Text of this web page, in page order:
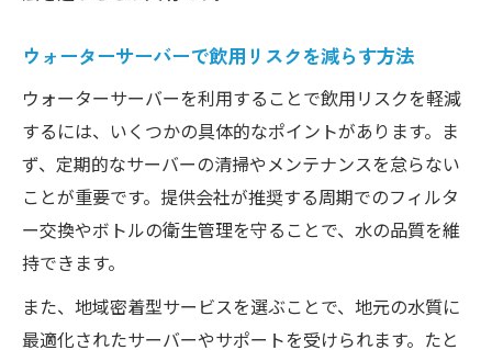
ウォーターサーバーで飲用リスクを減らす方法
ウォーターサーバーを利用することで飲用リスクを軽減
するには、いくつかの具体的なポイントがあります。ま
ず、定期的なサーバーの清掃やメンテナンスを怠らない
ことが重要です。提供会社が推奨する周期でのフィルタ
ー交換やボトルの衛生管理を守ることで、水の品質を維
持できます。
また、地域密着型サービスを選ぶことで、地元の水質に
最適化されたサーバーやサポートを受けられます。たと